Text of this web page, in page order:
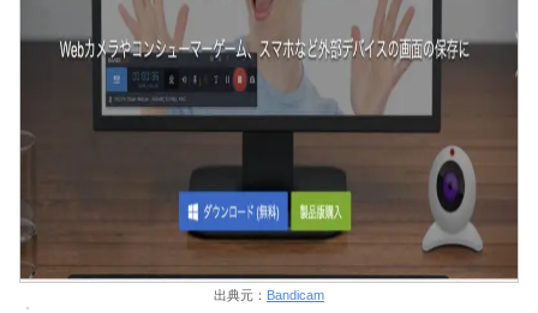
出典元： Bandicam